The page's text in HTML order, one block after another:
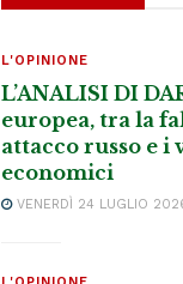
L'OPINIONE
L’ANALISI DI
europea, tra la
attacco russo e i
economici
VENERDÌ 24 LUGLIO